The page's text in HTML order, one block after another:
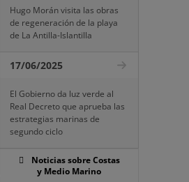
Hugo Morán visita las obras
de regeneración de la playa
de La Antilla-Islantilla
17/06/2025
El Gobierno da luz verde al
Real Decreto que aprueba las
estrategias marinas de
segundo ciclo
Noticias sobre Costas
y Medio Marino